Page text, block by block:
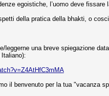
egoistiche, l’uomo deve
della pratica della bhakti, o
leggerne una breve spiegazione
il benvenuto per la tua "vacanza